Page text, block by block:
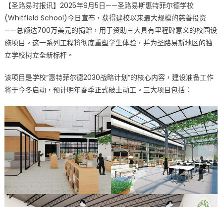
路
易
斯
惠
尔
德
校
宣
布
700
万
美
史
【圣路易时报讯】2025年9月5日——圣路易斯惠特菲尔德学校
(Whitfield School)今日宣布，获得建校以来最大规模的慈善投资
——总额达700万美元的捐赠，用于资助三大具有里程碑意义的校园设
施项目。这一系列工程将彻底重塑学生体验，并为圣路易斯地区的独
立学校树立全新标杆。
该项目是学校“惠特菲尔德2030战略计划”的核心内容，建设准备工作
将于今冬启动，预计明年春季正式破土动工。三大项目包括：